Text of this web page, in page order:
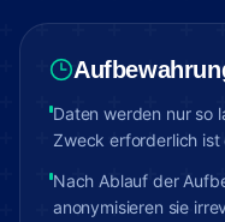
Daten werden nur so
Zweck erforderlich ist
Nach Ablauf der
anonymisieren sie